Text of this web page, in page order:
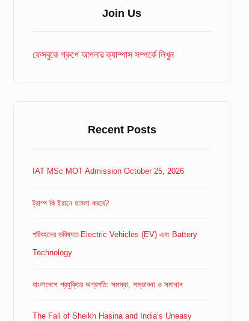
Join Us
ফেসবুকে গ্রুপে আপনার ক্যাম্পাস সম্পর্কে লিখুন
Recent Posts
IAT MSc MOT Admission October 25, 2026
ট্রাম্প কি ইরানে হামলা করবে?
পরিবহনের ভবিষ্যত-Electric Vehicles (EV) এবং Battery
Technology
বাংলাদেশে প্রযুক্তির অগ্রগতি: সমস্যা, সম্ভাবনা ও সমাধান
The Fall of Sheikh Hasina and India’s Uneasy